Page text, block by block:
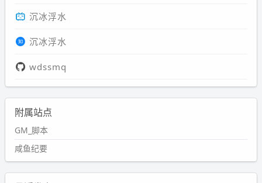
沉冰浮水
沉冰浮水
wdssmq
附属站点
GM_脚本
咸鱼纪要